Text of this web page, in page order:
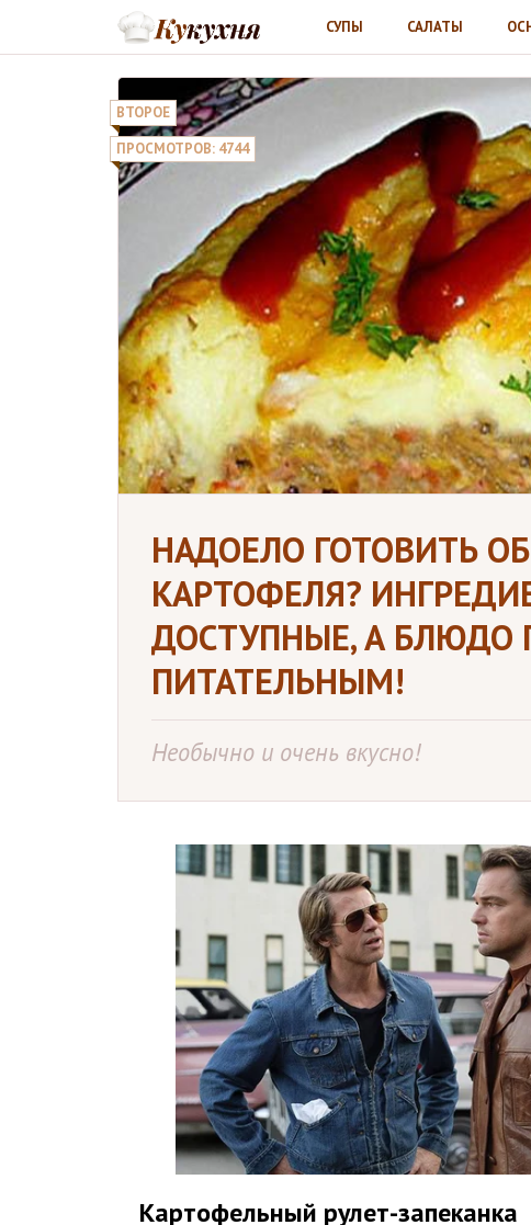
СУПЫ САЛАТЫ
ВТОРОЕ
ПРОСМОТРОВ: 4744
НАДОЕЛО ГОТОВИТЬ
КАРТОФЕЛЯ?
ДОСТУПНЫЕ, А БЛЮДО
ПИТАТЕЛЬНЫМ!
Необычно и очень вкусно!
Картофельный рулет-запеканка